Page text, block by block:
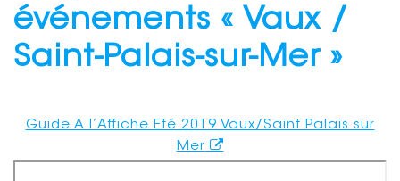
événements « Vaux /
Saint-Palais-sur-Mer »
Guide A l’Affiche Eté 2019 Vaux/Saint Palais sur
Mer